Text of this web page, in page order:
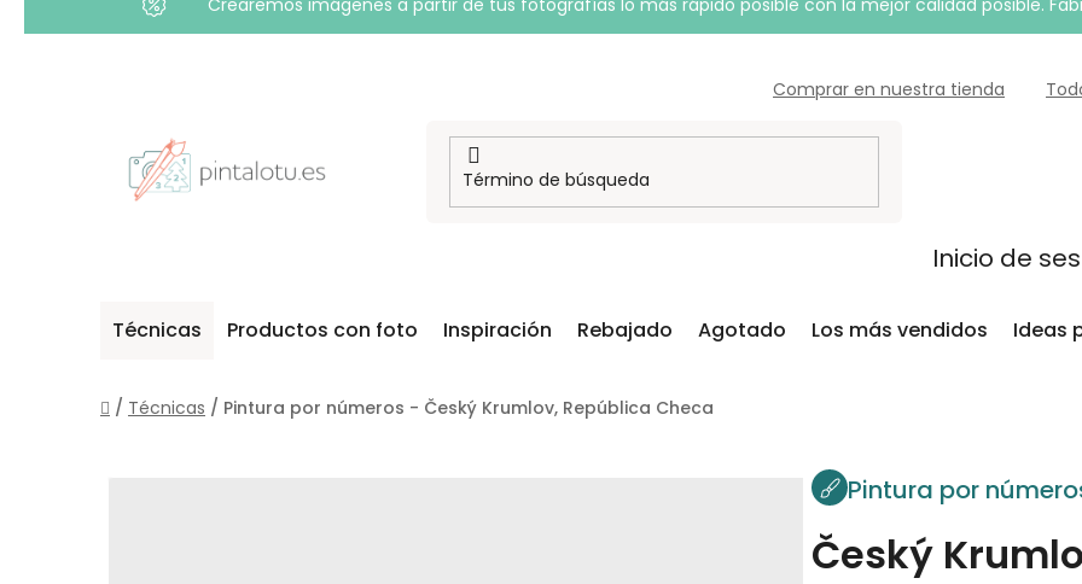
Crearemos imágenes a partir de tus fotografías lo más rápido posible con la mejor calidad posible.
Comprar en nuestra tienda
Inicio de
Técnicas Productos con foto Inspiración Rebajado Agotado Los más vendidos Ideas
Inicio
/ Técnicas / Pintura por números - Český Krumlov, República Checa
Pintura por
Český